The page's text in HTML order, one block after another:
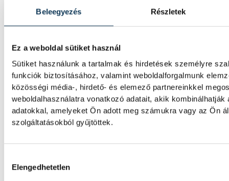
Beleegyezés Részletek
Ez a weboldal sütiket használ
Sütiket használunk a tartalmak és hirdetések személyre
funkciók biztosításához, valamint weboldalforgalmunk
közösségi média-, hirdető- és elemező partnereinkkel
weboldalhasználatra vonatkozó adatait, akik
adatokkal, amelyeket Ön adott meg számukra vagy az Ön
szolgáltatásokból gyűjtöttek.
Elengedhetetlen
csütörtökön, ezzel sikerrel kezdte a nyári
mérkőzések sorát. Xavier Pascual
eseményeket.
Női kézilabda ifjúsági vb: a
válogatott kikapott Dániától
negyeddöntőben
A magyar női ifjúsági kézilabda-válogatott
negyeddöntőjében, Pitesti-ben.